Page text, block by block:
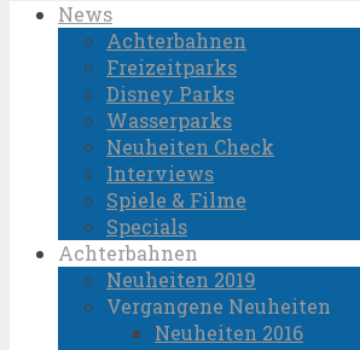
News
Achterbahnen
Freizeitparks
Disney Parks
Wasserparks
Neuheiten Check
Interviews
Spiele & Filme
Specials
Achterbahnen
Neuheiten 2019
Vergangene Neuheiten
Neuheiten 2016